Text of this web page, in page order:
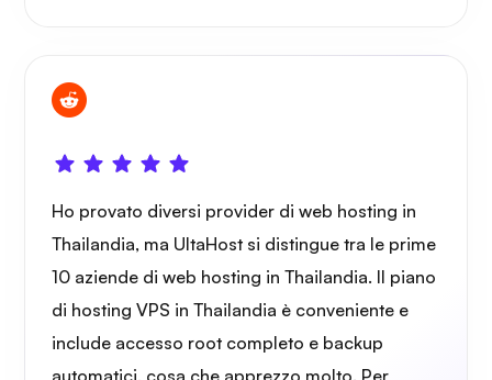
Ho provato diversi provider di web hosting in
Thailandia, ma UltaHost si distingue tra le prime
10 aziende di web hosting in Thailandia. Il piano
di hosting VPS in Thailandia è conveniente e
include accesso root completo e backup
automatici, cosa che apprezzo molto. Per